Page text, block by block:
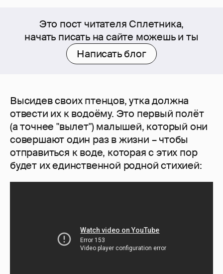
Это пост читателя Сплетника,
начать писать на сайте можешь и ты
Написать блог
Высидев своих птенцов, утка должна
отвести их к водоёму. Это первый полёт
(а точнее "вылет") малышей, который они
совершают один раз в жизни – чтобы
отправиться к воде, которая с этих пор
будет их единственной родной стихией: